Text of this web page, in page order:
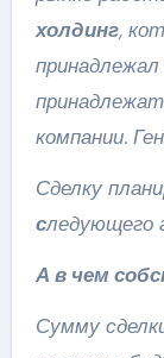
холдинг,
компании.
Сделку
следующего
А в чем
Сумму